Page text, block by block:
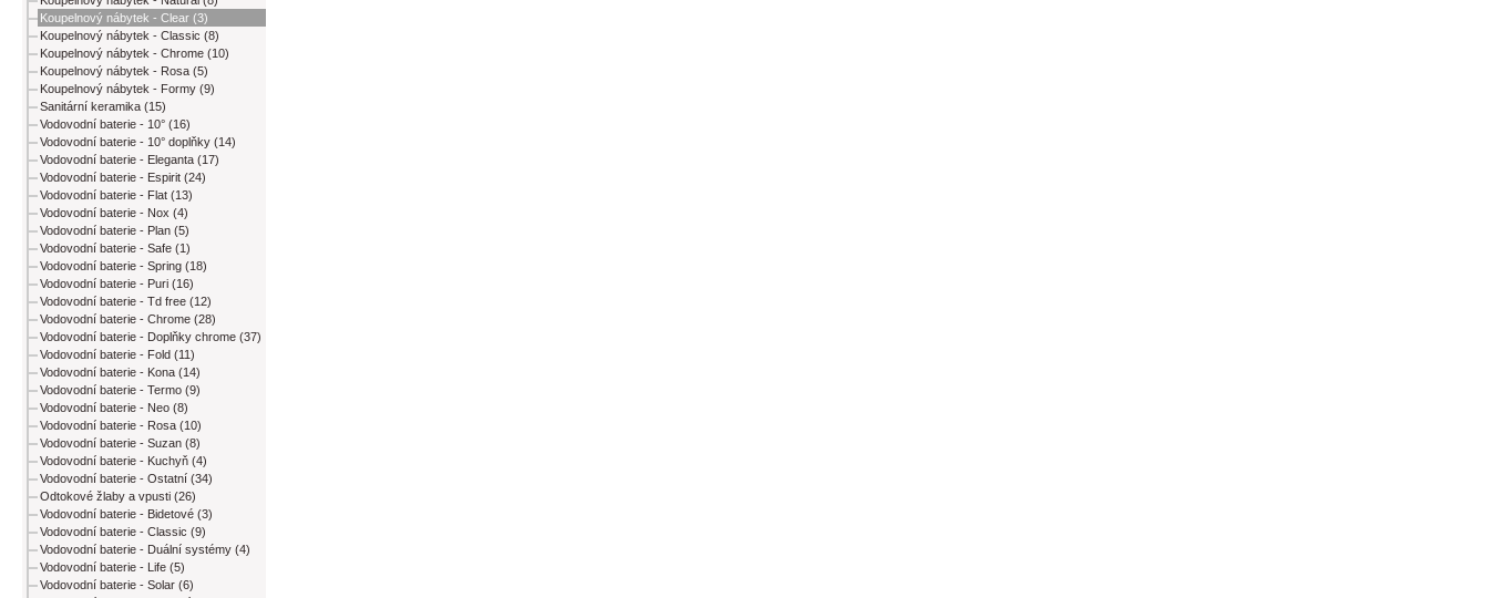
Koupelnový nábytek - Clear (3)
Koupelnový nábytek - Classic (8)
Koupelnový nábytek - Chrome (10)
Koupelnový nábytek - Rosa (5)
Koupelnový nábytek - Formy (9)
Sanitární keramika (15)
Vodovodní baterie - 10° (16)
Vodovodní baterie - 10° doplňky (14)
Vodovodní baterie - Eleganta (17)
Vodovodní baterie - Espirit (24)
Vodovodní baterie - Flat (13)
Vodovodní baterie - Nox (4)
Vodovodní baterie - Plan (5)
Vodovodní baterie - Safe (1)
Vodovodní baterie - Spring (18)
Vodovodní baterie - Puri (16)
Vodovodní baterie - Td free (12)
Vodovodní baterie - Chrome (28)
Vodovodní baterie - Doplňky chrome (37)
Vodovodní baterie - Fold (11)
Vodovodní baterie - Kona (14)
Vodovodní baterie - Termo (9)
Vodovodní baterie - Neo (8)
Vodovodní baterie - Rosa (10)
Vodovodní baterie - Suzan (8)
Vodovodní baterie - Kuchyň (4)
Vodovodní baterie - Ostatní (34)
Odtokové žlaby a vpusti (26)
Vodovodní baterie - Bidetové (3)
Vodovodní baterie - Classic (9)
Vodovodní baterie - Duální systémy (4)
Vodovodní baterie - Life (5)
Vodovodní baterie - Solar (6)